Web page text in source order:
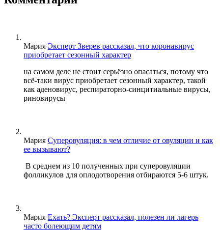
Мария Эксперт Зверев рассказал, что коронавирус
приобретает сезонный характер
на самом деле не стоит серьёзно опасаться, потому что
всё-таки вирус приобретает сезонный характер, такой
как аденовирус, респираторно-синцитиальные вирусы,
риновирусы
Мария Суперовуляция: в чем отличие от овуляции и как
ее вызывают?
В среднем из 10 полученных при суперовуляции
фолликулов для оплодотворения отбираются 5-6 штук.
Мария Ехать? Эксперт рассказал, полезен ли лагерь
часто болеющим детям